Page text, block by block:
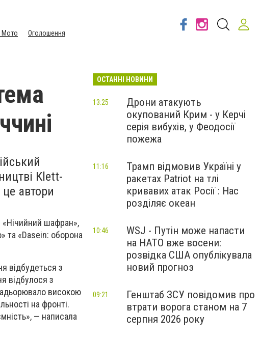
Мото Оголошення
Klett-
автори
«Нічийний шафран»,
та «Dasein: оборона
відбудеться з
відбулося з
високою
на фронті.
— написала
ОСТАННІ НОВИНИ
Дрони атакують
окупований Крим - у Керчі
серія вибухів, у Феодосії
пожежа
13:25
Трамп відмовив Україні у
ракетах Patriot на тлі
кривавих атак Росії : Нас
розділяє океан
11:16
WSJ - Путін може напасти
на НАТО вже восени:
розвідка США опублікувала
новий прогноз
10:46
Генштаб ЗСУ повідомив про
втрати ворога станом на 7
серпня 2026 року
09:21